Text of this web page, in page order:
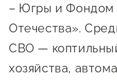
Каталог
Каталог
продукции
– Югры и Фондом
Отечества».
СВО —
хозяйства,